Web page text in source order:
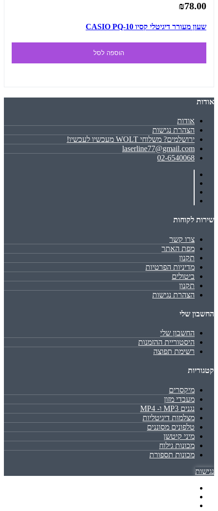
₪78.00
שעון מעורר דיגיטלי קסיו CASIO PQ-10
הוספה לסל
אודות
אודות
הצהרת נגישות
ירושלמים? משלוחי WOLT מעכשיו לעכשיו!
laserline77@gmail.com
02-6540068
שירות לקוחות
צרו קשר
מפת האתר
תקנון
מדיניות הפרטיות
ביטולים
תקנון
הצהרת נגישות
החשבון שלי
החשבון שלי
היסטוריית ההזמנות
רשימת תפוצה
קטגוריות
מיקסרים
מעבדי מזון
נגנים MP3 ו- MP4
מצלמות דיגיטליות
טלפונים מסוננים
מיני קיטשן
מכונות גילוח
מכונות תספורת
נגישות